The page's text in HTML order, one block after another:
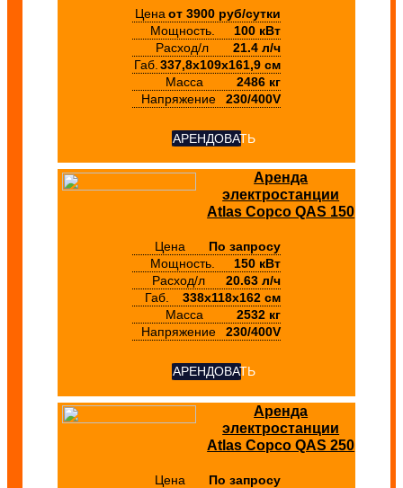
Цена от 3900 руб/сутки
Мощность.
100 кВт
Расход/л
21.4 л/ч
Габ. 337,8x109x161,9 см
Масса
2486 кг
Напряжение
230/400V
АРЕНДОВАТЬ
Аренда
электростанции
Atlas Copco QAS 150
Цена
По запросу
Мощность.
150 кВт
Расход/л
20.63 л/ч
Габ.
338х118х162 см
Масса
2532 кг
Напряжение
230/400V
АРЕНДОВАТЬ
Аренда
электростанции
Atlas Copco QAS 250
Цена
По запросу